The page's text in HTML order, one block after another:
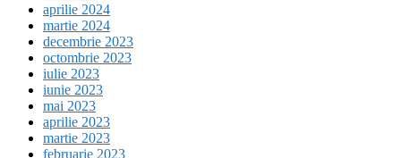
aprilie 2024
martie 2024
decembrie 2023
octombrie 2023
iulie 2023
iunie 2023
mai 2023
aprilie 2023
martie 2023
februarie 2023